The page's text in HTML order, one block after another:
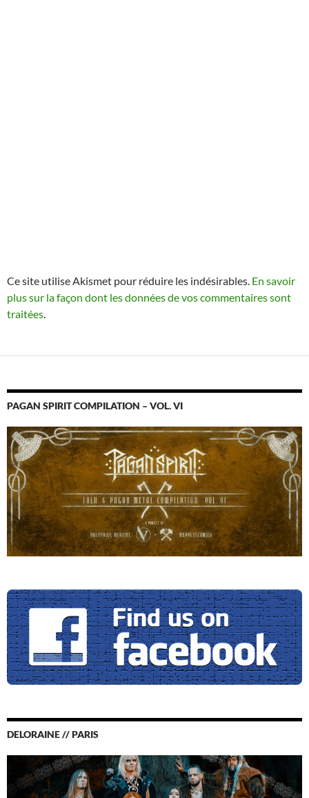
Ce site utilise Akismet pour réduire les indésirables. En savoir
plus sur la façon dont les données de vos commentaires sont
traitées.
PAGAN SPIRIT COMPILATION – VOL. VI
DELORAINE // PARIS